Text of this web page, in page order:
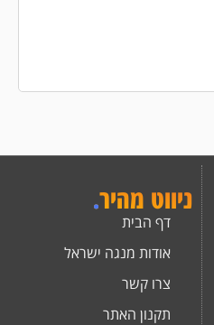
ניווט מהיר.
דף הבית
אודות מנגה ישראל
צרו קשר
תקנון האתר